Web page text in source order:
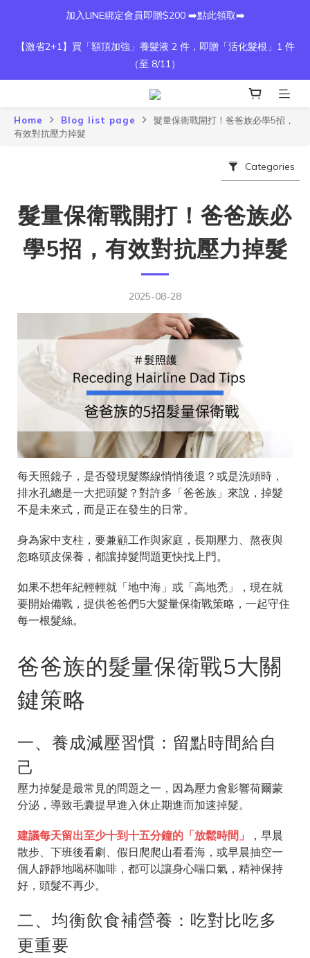
加入LINE綁定會員即贈$200 ➡️點此領取➡️
【激省2+1】買「額頂加強」養髮液 2 件，即贈「活化髮根」1 件
（至 8/11）
Home Blog list page
髮量保衛戰開打！爸爸族必學5招，
有效對抗壓力掉髮
Categories
髮量保衛戰開打！爸爸族必
學5招，有效對抗壓力掉髮
2025-08-28
每天照鏡子，是否發現髮際線悄悄後退？或是洗頭時，
排水孔總是一大把頭髮？對許多「爸爸族」來說，掉髮
不是未來式，而是正在發生的日常。
身為家中支柱，要兼顧工作與家庭，長期壓力、熬夜與
忽略頭皮保養，都讓掉髮問題更快找上門。
如果不想年紀輕輕就「地中海」或「高地禿」，現在就
要開始備戰，提供爸爸們5大髮量保衛戰策略，一起守住
每一根髮絲。
爸爸族的髮量保衛戰5大關
鍵策略
一、養成減壓習慣：留點時間給自
己
壓力掉髮是最常見的問題之一，因為壓力會影響荷爾蒙
分泌，導致毛囊提早進入休止期進而加速掉髮。
建議每天留出至少十到十五分鐘的「放鬆時間」
，早晨
散步、下班後看劇、假日爬爬山看看海，或早晨抽空一
個人靜靜地喝杯咖啡，都可以讓身心喘口氣，精神保持
好，頭髮不再少。
二、均衡飲食補營養：吃對比吃多
更重要